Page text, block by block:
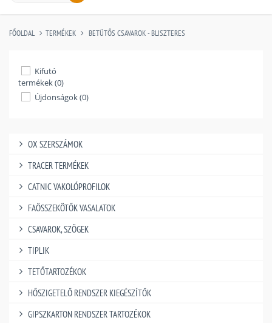
FŐOLDAL TERMÉKEK BETÜTŐS CSAVAROK - BLISZTERES
Kifutó
termékek (0)
Újdonságok (0)
OX SZERSZÁMOK
TRACER TERMÉKEK
CATNIC VAKOLÓPROFILOK
FAÖSSZEKÖTŐK VASALATOK
CSAVAROK, SZÖGEK
TIPLIK
TETŐTARTOZÉKOK
HŐSZIGETELŐ RENDSZER KIEGÉSZÍTŐK
GIPSZKARTON RENDSZER TARTOZÉKOK